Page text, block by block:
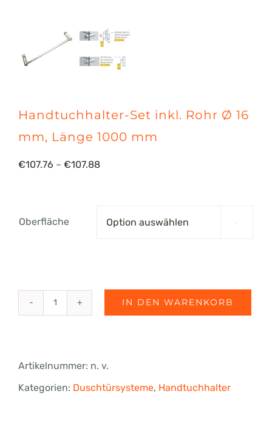
Handtuchhalter-Set inkl. Rohr Ø 16
mm, Länge 1000 mm
€107.76 – €107.88Preisspanne:
€107.88
Oberfläche
Handtuchhalter-
IN DEN WARENKORB
Artikelnummer: n. v.
Kategorien: Duschtürsysteme, Handtuchhalter